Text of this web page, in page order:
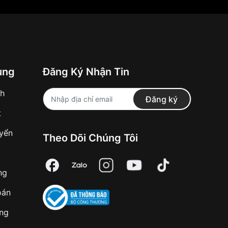
Đăng Ký Nhận Tin
Đăng ký
Theo Dõi Chúng Tôi